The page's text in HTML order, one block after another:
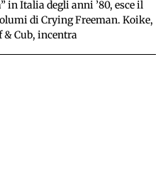
in Italia degli anni ’80, esce il
di Crying Freeman. Koike,
& Cub, incentra